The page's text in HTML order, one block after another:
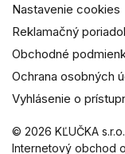
© 2026 KĽUČKA
Internetový obchod
Nastavenie cookies
Reklamačný
Obchodné
Ochrana osobných
Vyhlásenie o